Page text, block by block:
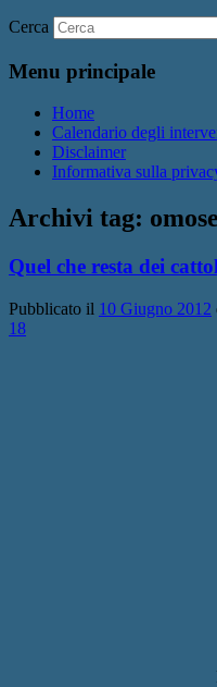
Cerca
Menu principale
Home
Calendario degli
Disclaimer
Informativa sulla
Archivi tag:
Quel che resta dei
Pubblicato il 10 Giugno 2012
18